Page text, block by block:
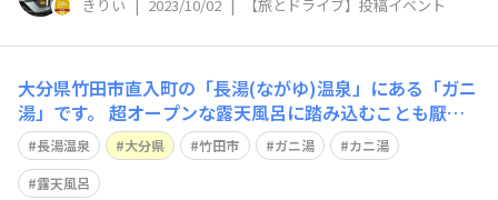
きりい | 2023/10/02 | 【旅とドライブ】投稿イベント
大分県竹田市直入町の「長湯(ながゆ)温泉」にある「ガニ
湯」です。 超オープンな露天風呂に踏み込むことも厭わ
ない勇気ある方々。どうぞ、一歩前へ。^^ ガニ湯（カニ
湯） https://taketa.guide/spots/detail/1cbfe462-cea
a-4cb7-bb21-8fba421
長湯温泉 大分県 竹田市 ガニ湯
カニ湯
露天風呂